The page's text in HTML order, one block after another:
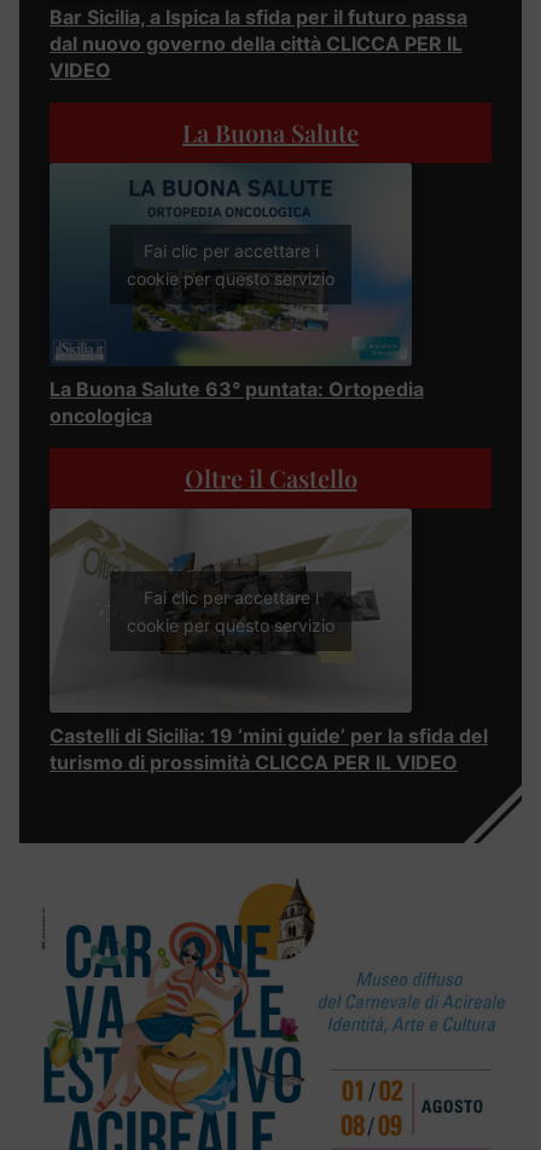
Bar Sicilia, a Ispica la sfida per il futuro passa
dal nuovo governo della città CLICCA PER IL
VIDEO
La Buona Salute
Fai clic per accettare i
cookie per questo servizio
La Buona Salute 63° puntata: Ortopedia
oncologica
Oltre il Castello
Fai clic per accettare i
cookie per questo servizio
Castelli di Sicilia: 19 ‘mini guide’ per la sfida del
turismo di prossimità CLICCA PER IL VIDEO